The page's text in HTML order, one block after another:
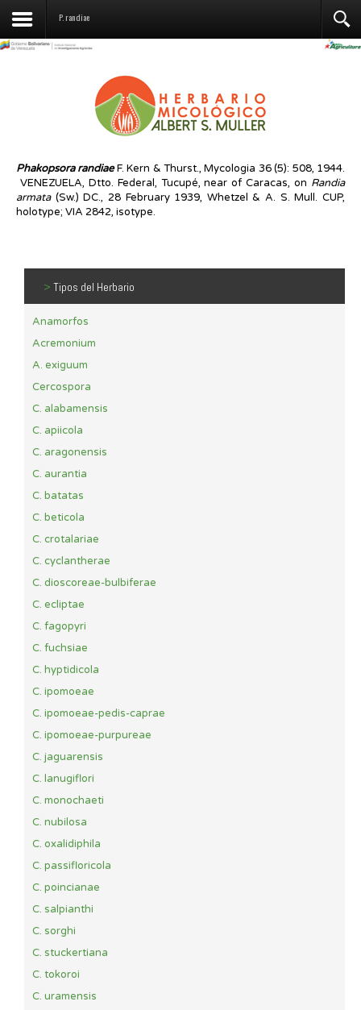
P. randiae
Phakopsora randiaeF. Kern & Thurst., Mycologia 36 (5): 508, 1944.
VENEZUELA, Dtto. Federal, Tucupé, near of Caracas, on Randia
armata(Sw.) DC., 28 February 1939, Whetzel & A. S. Mull. CUP,
holotype; VIA 2842, isotype.
> Tipos del Herbario
Anamorfos
Acremonium
A. exiguum
Cercospora
C. alabamensis
C. apiicola
C. aragonensis
C. aurantia
C. batatas
C. beticola
C. crotalariae
C. cyclantherae
C. dioscoreae-bulbiferae
C. ecliptae
C. fagopyri
C. fuchsiae
C. hyptidicola
C. ipomoeae
C. ipomoeae-pedis-caprae
C. ipomoeae-purpureae
C. jaguarensis
C. lanugiflori
C. monochaeti
C. nubilosa
C. oxalidiphila
C. passifloricola
C. poincianae
C. salpianthi
C. sorghi
C. stuckertiana
C. tokoroi
C. uramensis